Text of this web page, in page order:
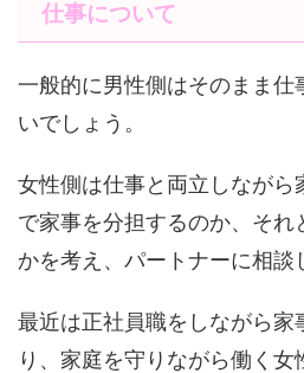
仕事について
一般的に男性側はそのまま仕
いでしょう。
女性側は仕事と両立しながら
で家事を分担するのか、そ
かを考え、パートナーに相談
最近は正社員職をしながら家
り、家庭を守りながら働く女